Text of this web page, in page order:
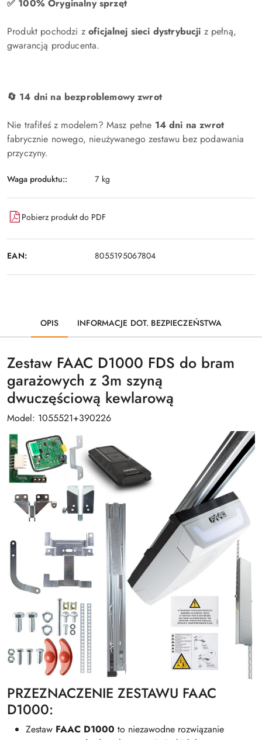
✅ 100% Oryginalny sprzęt
Produkt pochodzi zoficjalnej sieci dystrybucji z pełną,
gwarancją producenta.
🔄 14 dni na bezproblemowy zwrot
Nie trafiłeś z modelem? Masz pełne 14 dni na zwrot
fabrycznie nowego, nieużywanego zestawu bez podawania
przyczyny.
Waga produktu:: 7 kg
Pobierz produkt do PDF
EAN: 8055195067804
OPIS INFORMACJE DOT. BEZPIECZEŃSTWA
Zestaw FAAC D1000 FDS do bram
garażowych z 3m szyną
dwuczęściową kewlarową
Model: 1055521+390226
PRZEZNACZENIE ZESTAWU FAAC
D1000:
Zestaw FAAC D1000 to niezawodne rozwiązanie